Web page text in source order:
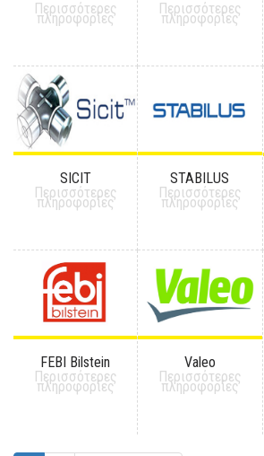
Περισσότερες
πληροφορίες
Περισσότερες
πληροφορίες
SICIT
Περισσότερες
πληροφορίες
STABILUS
Περισσότερες
πληροφορίες
FEBI Bilstein
Περισσότερες
πληροφορίες
Valeo
Περισσότερες
πληροφορίες